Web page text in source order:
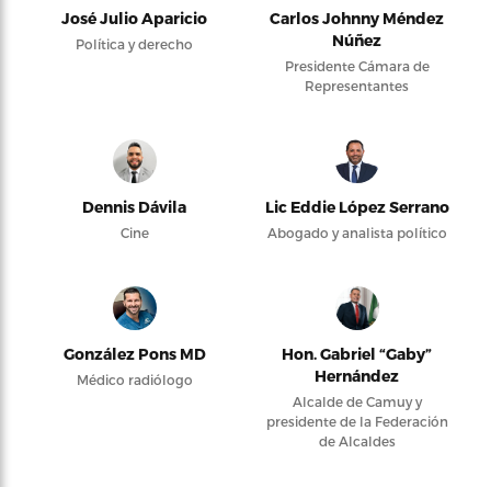
José Julio Aparicio
Política y derecho
Carlos Johnny Méndez
Núñez
Presidente Cámara de
Representantes
Dennis Dávila
Cine
Lic Eddie López Serrano
Abogado y analista político
González Pons MD
Médico radiólogo
Hon. Gabriel “Gaby”
Hernández
Alcalde de Camuy y
presidente de la Federación
de Alcaldes